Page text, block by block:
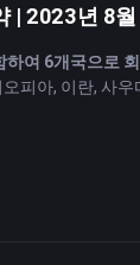
니다.
드 저장소나
2021년에 자
플레이션이
자산의 가치를
| 2023년 8
여 6개국으로
피아, 이란, 사